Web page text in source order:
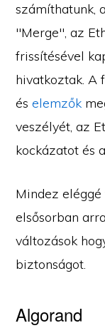
számíthatunk,
"Merge", az
frissítésével
hivatkoztak. A
éselemzők
veszélyét, az
kockázatot és
Mindez
elsősorban
változások
biztonságot.
Algorand